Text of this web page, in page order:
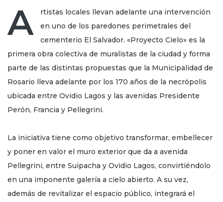
A
rtistas locales llevan adelante una intervención
en uno de los paredones perimetrales del
cementerio El Salvador. «Proyecto Cielo» es la
primera obra colectiva de muralistas de la ciudad y forma
parte de las distintas propuestas que la Municipalidad de
Rosario lleva adelante por los 170 años de la necrópolis
ubicada entre Ovidio Lagos y las avenidas Presidente
Perón, Francia y Pellegrini.
La iniciativa tiene como objetivo transformar, embellecer
y poner en valor el muro exterior que da a avenida
Pellegrini, entre Suipacha y Ovidio Lagos, convirtiéndolo
en una imponente galería a cielo abierto. A su vez,
además de revitalizar el espacio público, integrará el